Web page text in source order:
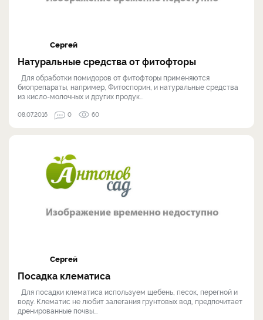
Сергей
Натуральные средства от фитофторы
Для обработки помидоров от фитофторы применяются
биопрепараты, например, Фитоспорин, и натуральные средства
из кисло-молочных и других продук...
08.07.2016 0 60
Сергей
Посадка клематиса
Для посадки клематиса используем щебень, песок, перегной и
воду. Клематис не любит залегания грунтовых вод, предпочитает
дренированные почвы...